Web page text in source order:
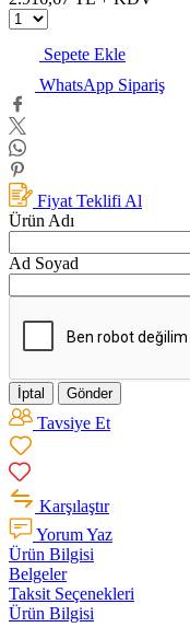
Sepete Ekle
WhatsApp Sipariş
Fiyat Teklifi Al
Ürün Adı
Ad Soyad
İptal Gönder
Tavsiye Et
Karşılaştır
Yorum Yaz
Ürün Bilgisi
Belgeler
Taksit Seçenekleri
Ürün Bilgisi